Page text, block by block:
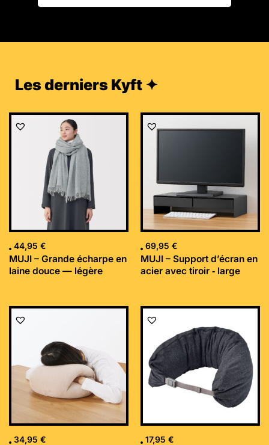
Les derniers Kyft ✦
44,95 €
MUJI – Grande écharpe en
laine douce — légère
69,95 €
MUJI – Support d’écran en
acier avec tiroir ‐ large
34,95 € 17,95 €